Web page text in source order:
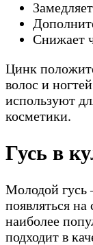
Снижает
Цинк
волос и
используют
косметики.
Гусь в
Молодой гусь
появляться на
наиболее
подходит в